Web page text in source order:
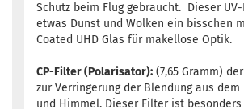
Schutz beim Flug gebraucht. Dieser
etwas Dunst und Wolken ein bisschen
Coated UHD Glas für makellose Optik.
CP-Filter (Polarisator): (7,65 Gramm)
zur Verringerung der Blendung aus dem
und Himmel. Dieser Filter ist